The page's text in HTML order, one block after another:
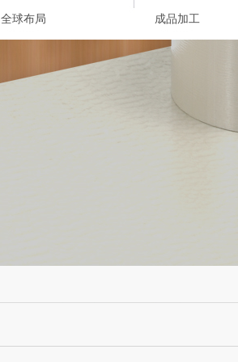
全球布局 成品加工